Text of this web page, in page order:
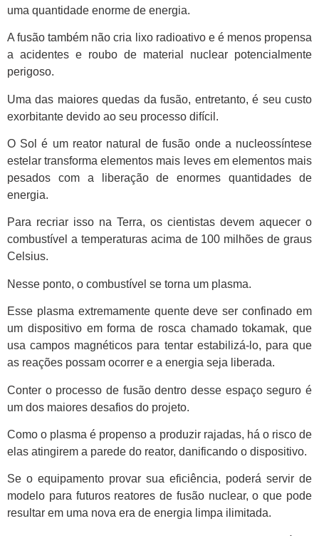
uma quantidade enorme de energia.
A fusão também não cria lixo radioativo e é menos propensa
a acidentes e roubo de material nuclear potencialmente
perigoso.
Uma das maiores quedas da fusão, entretanto, é seu custo
exorbitante devido ao seu processo difícil.
O Sol é um reator natural de fusão onde a nucleossíntese
estelar transforma elementos mais leves em elementos mais
pesados com a liberação de enormes quantidades de
energia.
Para recriar isso na Terra, os cientistas devem aquecer o
combustível a temperaturas acima de 100 milhões de graus
Celsius.
Nesse ponto, o combustível se torna um plasma.
Esse plasma extremamente quente deve ser confinado em
um dispositivo em forma de rosca chamado tokamak, que
usa campos magnéticos para tentar estabilizá-lo, para que
as reações possam ocorrer e a energia seja liberada.
Conter o processo de fusão dentro desse espaço seguro é
um dos maiores desafios do projeto.
Como o plasma é propenso a produzir rajadas, há o risco de
elas atingirem a parede do reator, danificando o dispositivo.
Se o equipamento provar sua eficiência, poderá servir de
modelo para futuros reatores de fusão nuclear, o que pode
resultar em uma nova era de energia limpa ilimitada.